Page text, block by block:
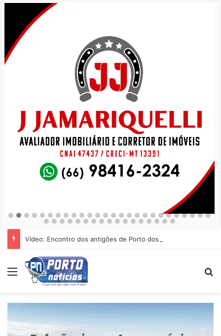
Vídeo: Encontro dos antigões de Porto dos Gaúchos
Menu